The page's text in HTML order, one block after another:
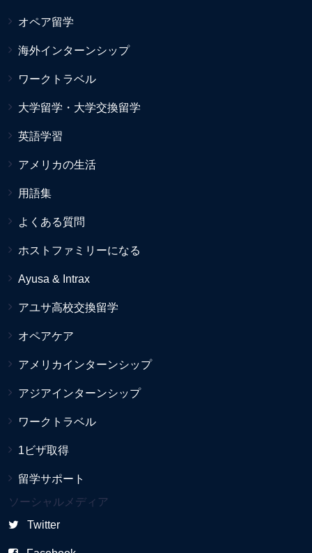
オペア留学
海外インターンシップ
ワークトラベル
大学留学・大学交換留学
英語学習
アメリカの生活
用語集
よくある質問
ホストファミリーになる
Ayusa & Intrax
アユサ高校交換留学
オペアケア
アメリカインターンシップ
アジアインターンシップ
ワークトラベル
1ビザ取得
留学サポート
ソーシャルメディア
Twitter